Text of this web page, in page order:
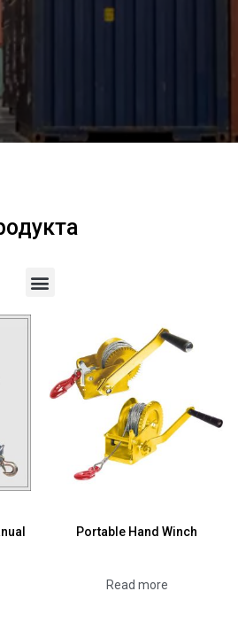
Portable Hand Winch
Read more